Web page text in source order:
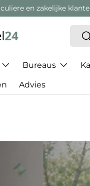
en zakelijke
Bureaus
Advies